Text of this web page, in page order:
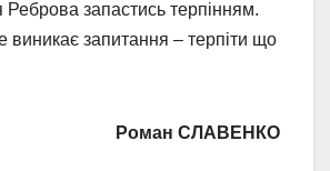
Реброва запастись терпінням.
виникає запитання – терпіти що
Роман СЛАВЕНКО